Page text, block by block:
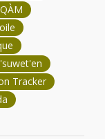
Tracker